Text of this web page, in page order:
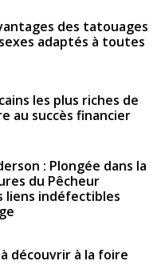
des tatouages
adaptés à toutes
les plus riches de
au succès financier
: Plongée dans la
du Pêcheur
liens indéfectibles
découvrir à la foire